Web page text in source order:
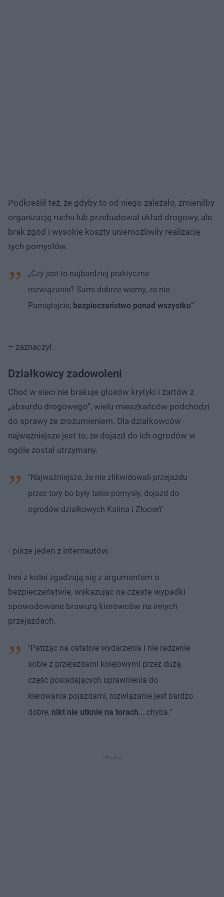
Podkreślił też, że gdyby to od niego zależało, zmieniłby
organizację ruchu lub przebudował układ drogowy, ale
brak zgód i wysokie koszty uniemożliwiły realizację
tych pomysłów.
„Czy jest to najbardziej praktyczne
rozwiązanie? Sami dobrze wiemy, że nie.
Pamiętajcie, bezpieczeństwo ponad wszystko”
– zaznaczył.
Działkowcy zadowoleni
Choć w sieci nie brakuje głosów krytyki i żartów z
„absurdu drogowego”, wielu mieszkańców podchodzi
do sprawy ze zrozumieniem. Dla działkowców
najważniejsze jest to, że dojazd do ich ogrodów w
ogóle został utrzymany.
"Najważniejsze, że nie zlikwidowali przejazdu
przez tory bo były takie pomysły, dojazd do
ogrodów działkowych Kalina i Złocień"
- pisze jeden z internautów.
Inni z kolei zgadzają się z argumentem o
bezpieczeństwie, wskazując na częste wypadki
spowodowane brawurą kierowców na innych
przejazdach.
"Patrząc na ostatnie wydarzenia i nie radzenie
sobie z przejazdami kolejowymi przez dużą
część posiadających uprawnienia do
kierowania pojazdami, rozwiązanie jest bardzo
dobre, nikt nie utknie na torach....chyba."